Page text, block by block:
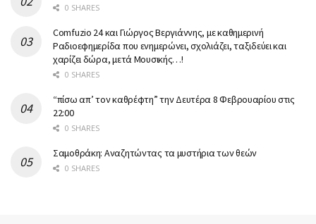
0 SHARES
Comfuzio 24 και Γιώργος Βεργιάννης, με καθημερινή
Ραδιοεφημερίδα που ενημερώνει, σχολιάζει, ταξιδεύει και
χαρίζει δώρα, μετά Μουσικής…!
0 SHARES
“πίσω απ’ τον καθρέφτη” την Δευτέρα 8 Φεβρουαρίου στις
22:00
0 SHARES
Σαμοθράκη: Αναζητώντας τα μυστήρια των θεών
0 SHARES